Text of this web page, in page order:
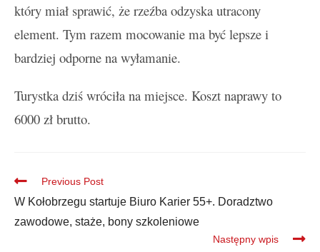
który miał sprawić, że rzeźba odzyska utracony
element. Tym razem mocowanie ma być lepsze i
bardziej odporne na wyłamanie.
Turystka dziś wróciła na miejsce. Koszt naprawy to
6000 zł brutto.
Previous Post
W Kołobrzegu startuje Biuro Karier 55+. Doradztwo
zawodowe, staże, bony szkoleniowe
Następny wpis